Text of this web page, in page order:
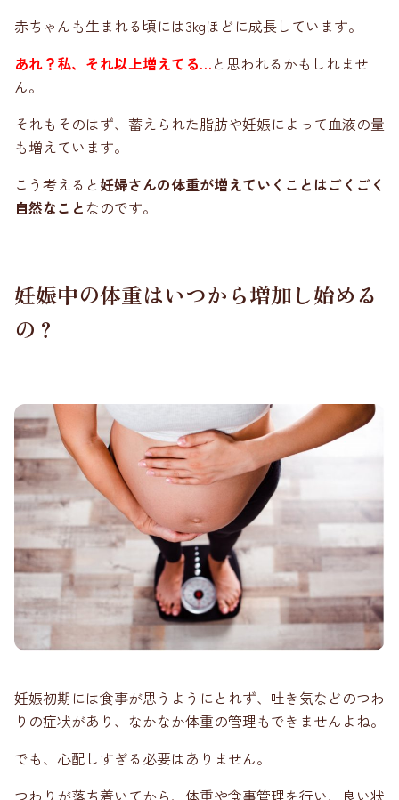
赤ちゃんも生まれる頃には3kgほどに成長しています。
あれ？私、それ以上増えてる…と思われるかもしれませ
ん。
それもそのはず、蓄えられた脂肪や妊娠によって血液の量
も増えています。
こう考えると妊婦さんの体重が増えていくことはごくごく
自然なことなのです。
妊娠中の体重はいつから増加し始める
の？
妊娠初期には食事が思うようにとれず、吐き気などのつわ
りの症状があり、なかなか体重の管理もできませんよね。
でも、心配しすぎる必要はありません。
つわりが落ち着いてから、体重や食事管理を行い、良い状